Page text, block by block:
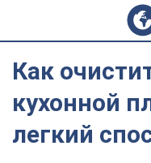
Как
кухонной
легкий